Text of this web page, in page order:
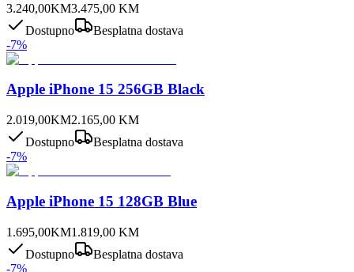
3.240,00KM3.475,00 KM
Dostupno
Besplatna dostava
-7%
Apple iPhone 15 256GB Black
2.019,00KM2.165,00 KM
Dostupno
Besplatna dostava
-7%
Apple iPhone 15 128GB Blue
1.695,00KM1.819,00 KM
Dostupno
Besplatna dostava
-7%